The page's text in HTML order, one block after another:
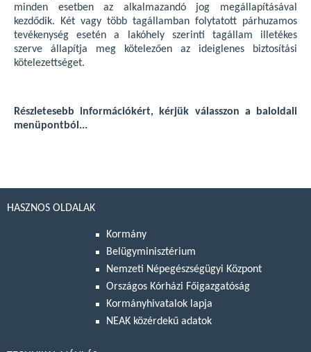
minden esetben az alkalmazandó jog megállapításával
kezdődik. Két vagy több tagállamban folytatott párhuzamos
tevékenység esetén a lakóhely szerinti tagállam illetékes
szerve állapítja meg kötelezően az ideiglenes biztosítási
kötelezettséget.
Részletesebb információkért, kérjük válasszon a baloldali
menüpontból...
HASZNOS OLDALAK
Kormány
Belügyminisztérium
Nemzeti Népegészségügyi Központ
Országos Kórházi Főigazgatóság
Kormányhivatalok lapja
NEAK közérdekű adatok